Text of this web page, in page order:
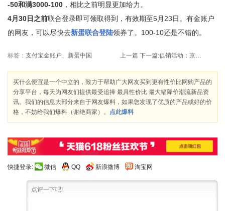
-50和满3000-100 ，相比之前明显更加给力。
4月30日之前联合登录即可领取得到，有效期至5月23日。有金账户
的网友，可以尽快去新蛋联合登陆领券了。100-10还是不错的。
标签： 支付宝金账户、 新蛋中国 上一篇 下一篇: 促销活动：京东商城 五一大放价 7品牌奶粉 联合促销
买什么便宜是一个中立的，致力于帮助广大网友买到更有性价比网购产品的
分享平台，每天为网友们提供最受追捧 最具性价比 最大幅降价潮流新品资
讯。我们的信息大部分来自于网友爆料，如果您发现了优质的产品或好的价
格，不妨给我们爆料（谢绝商家）。 点此爆料
快捷登录: 微信 QQ 新浪微博 淘宝网